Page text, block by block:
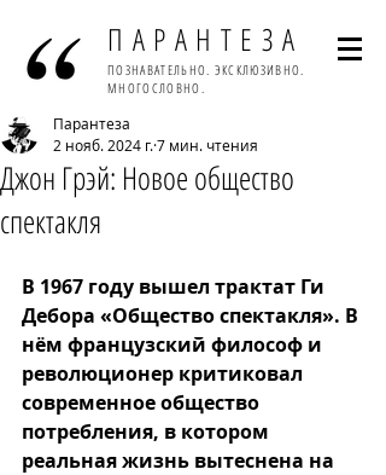
ПАРАНТЕЗА
ПОЗНАВАТЕЛЬНО. ЭКСКЛЮЗИВНО.
МНОГОСЛОВНО.
Джон Грэй: Новое общество
спектакля
Парантеза
2 нояб. 2024 г.7 мин. чтения
В 1967 году вышел трактат Ги
Дебора «Общество спектакля». В
нём французский философ и
революционер критиковал
современное общество
потребления, в котором
реальная жизнь вытеснена на